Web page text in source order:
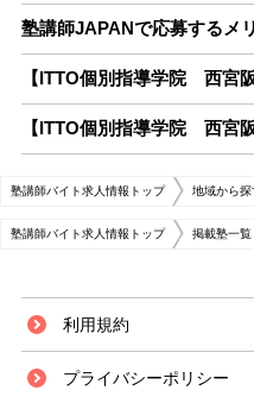
塾講師JAPANで応募するメ
【ITTO個別指導学院 西宮
【ITTO個別指導学院 西宮
塾講師バイト求人情報トップ 地域から探
塾講師バイト求人情報トップ 掲載塾一覧
利用規約
プライバシーポリシー